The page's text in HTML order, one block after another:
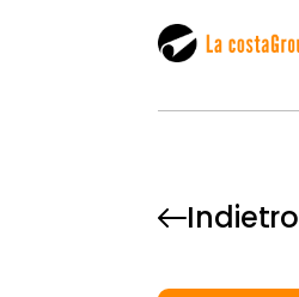
Indietro